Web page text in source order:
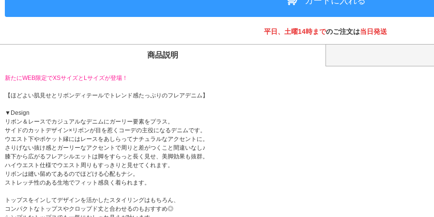
平日、土曜14時までのご注文は当日発送
商品説明
新たにWEB限定でXSサイズとLサイズが登場！
【ほどよい肌見せとリボンディテールでトレンド感たっぷりのフレアデニム】
▼Design
リボン＆レースでカジュアルなデニムにガーリー要素をプラス。
サイドのカットデザイン×リボンが目を惹くコーデの主役になるデニムです。
ウエスト下やポケット縁にはレースをあしらってナチュラルなアクセントに。
さりげない抜け感とガーリーなアクセントで周りと差がつくこと間違いなし♪
膝下から広がるフレアシルエットは脚をすらっと長く見せ、美脚効果も抜群。
ハイウエスト仕様でウエスト周りもすっきりと見せてくれます。
リボンは縫い留めてあるのでほどける心配もナシ。
ストレッチ性のある生地でフィット感良く着られます。
トップスをインしてデザインを活かしたスタイリングはもちろん、
コンパクトなトップスやクロップド丈と合わせるのもおすすめ◎